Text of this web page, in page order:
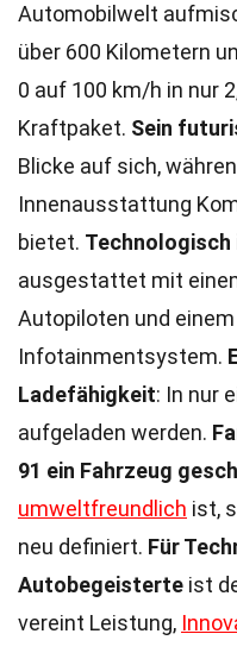
Automobilwelt
über 600 Kilometern
0 auf 100 km/h in nur
Kraftpaket. Sein
Blicke auf sich,
Innenausstattung
bietet. Technologisch
ausgestattet mit
Autopiloten und
Infotainmentsystem.
Ladefähigkeit: In nur
aufgeladen werden.
91 ein Fahrzeug
umweltfreundlich ist,
neu definiert. Für
Autobegeisterte ist
vereint Leistung,